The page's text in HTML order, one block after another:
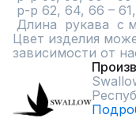
Цвет изделия
зависимости от